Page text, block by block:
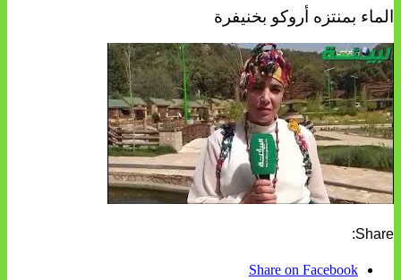
الماء بمنتزه أروكو بخنيفرة
Share:
Share on Facebook